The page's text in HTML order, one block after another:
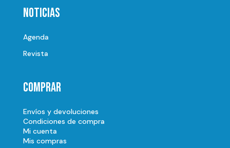
Noticias
Agenda
Revista
Comprar
Envíos y devoluciones
Condiciones de compra
Mi cuenta
Mis compras